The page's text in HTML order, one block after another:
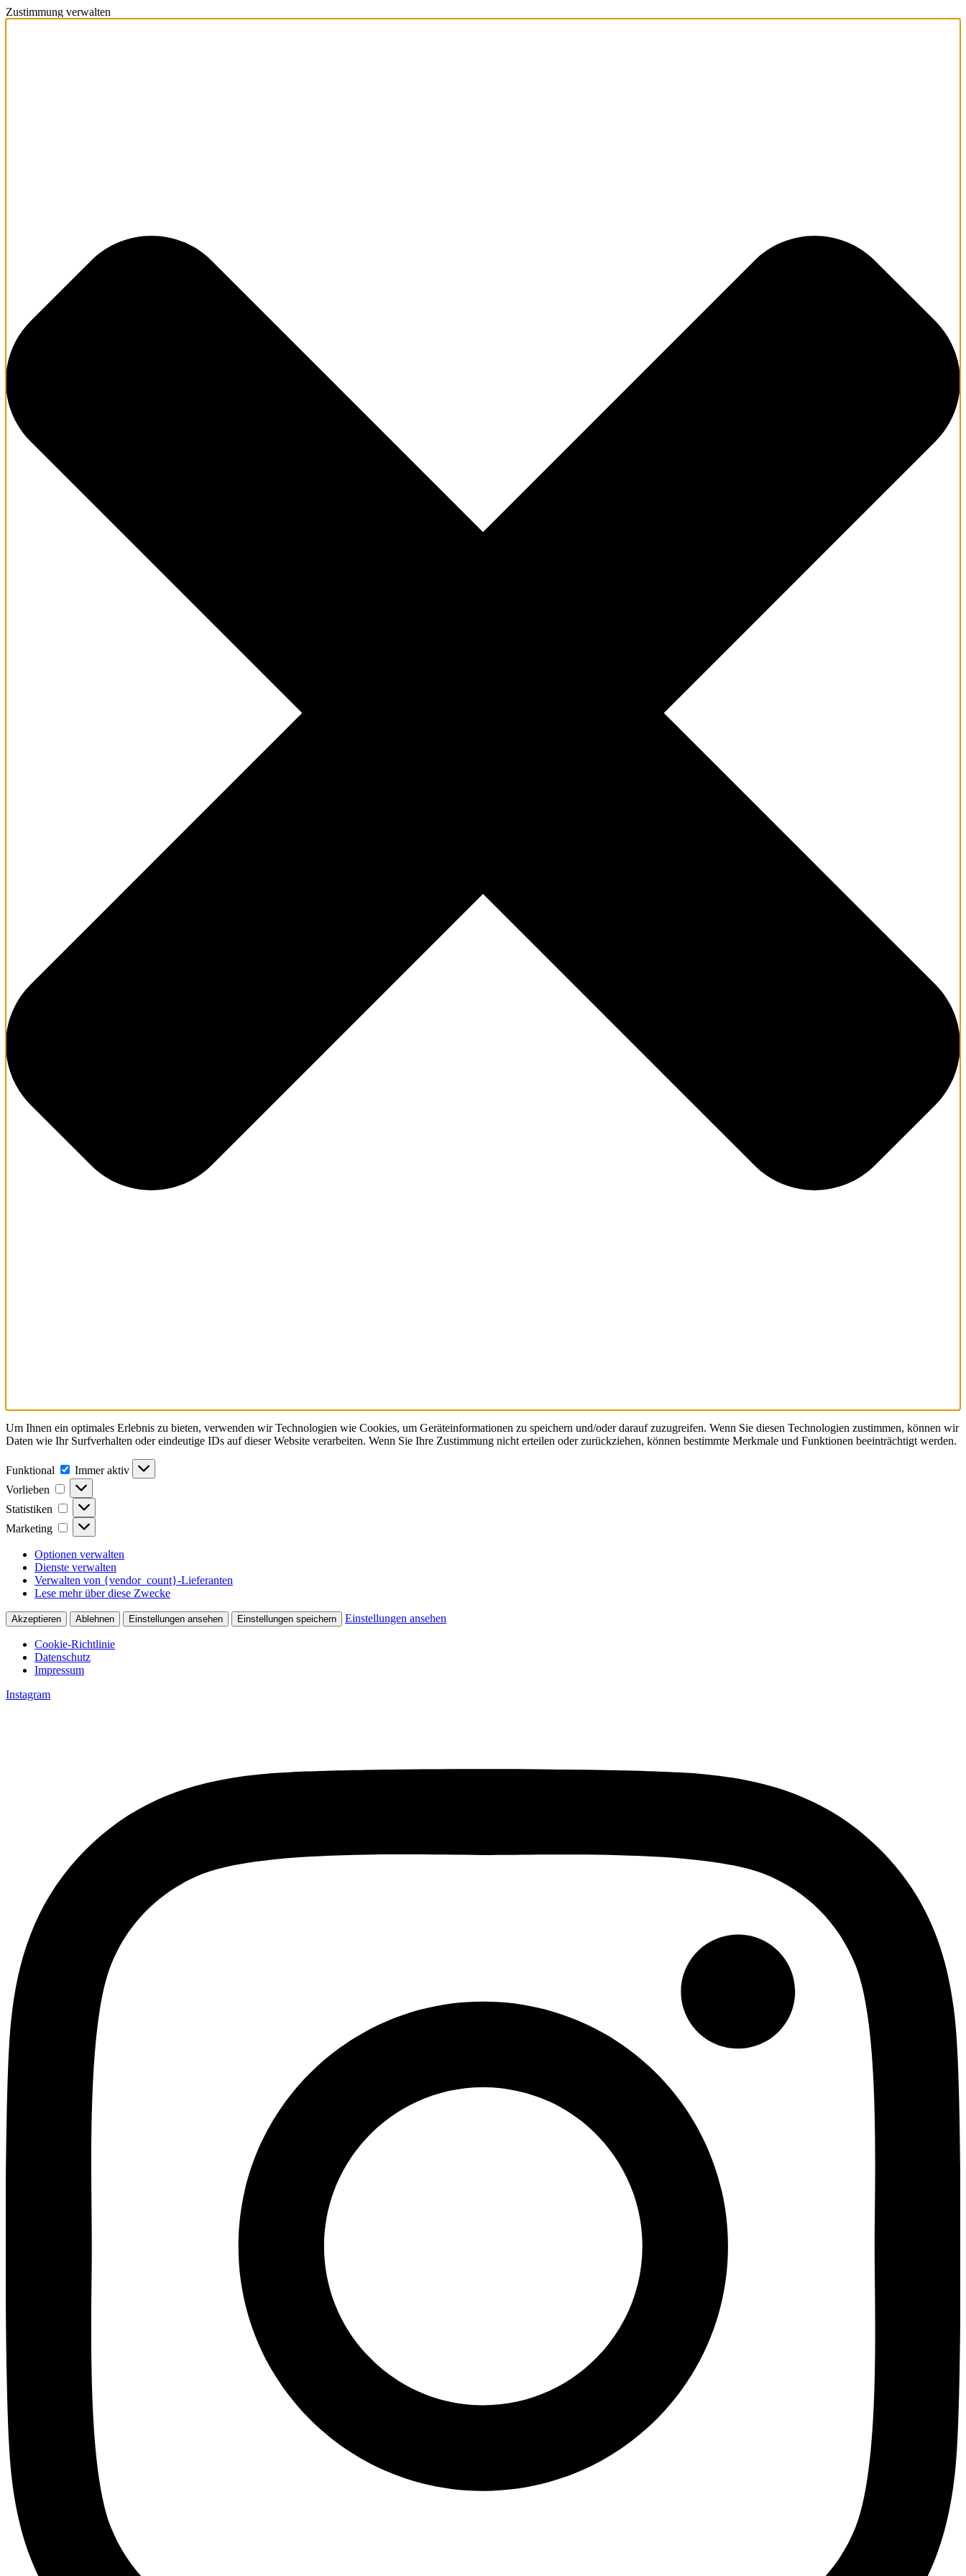
Zustimmung verwalten
Um Ihnen ein optimales Erlebnis zu bieten, verwenden wir Technologien wie Cookies, um Geräteinformationen zu speichern und/oder darauf zuzugreifen. Wenn Sie diesen Technologien zustimmen, können wir
Daten wie Ihr Surfverhalten oder eindeutige IDs auf dieser Website verarbeiten. Wenn Sie Ihre Zustimmung nicht erteilen oder zurückziehen, können bestimmte Merkmale und Funktionen beeinträchtigt werden.
Funktional Funktional
Immer aktiv
Vorlieben
Vorlieben
Statistiken Statistiken
Marketing Marketing
Optionen verwalten
Dienste verwalten
Verwalten von {vendor_count}-Lieferanten
Lese mehr über diese Zwecke
Akzeptieren Ablehnen Einstellungen ansehen Einstellungen speichern Einstellungen ansehen
Cookie-Richtlinie
Datenschutz
Impressum
Zum
Instagram